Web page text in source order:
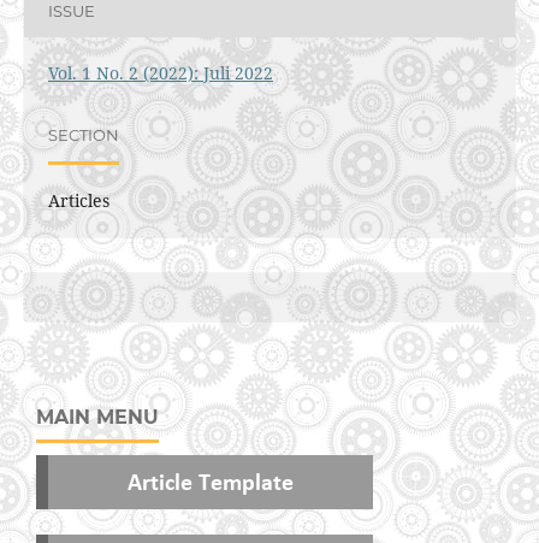
ISSUE
Vol. 1 No. 2 (2022): Juli 2022
SECTION
Articles
MAIN MENU